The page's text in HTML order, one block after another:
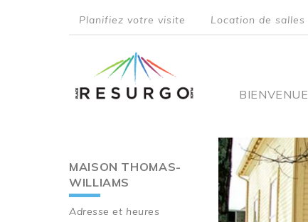
menu
Planifiez votre visite Location de salles
Main
BIENVENUE
Main
navigation
MAISON THOMAS-
WILLIAMS
Adresse et heures